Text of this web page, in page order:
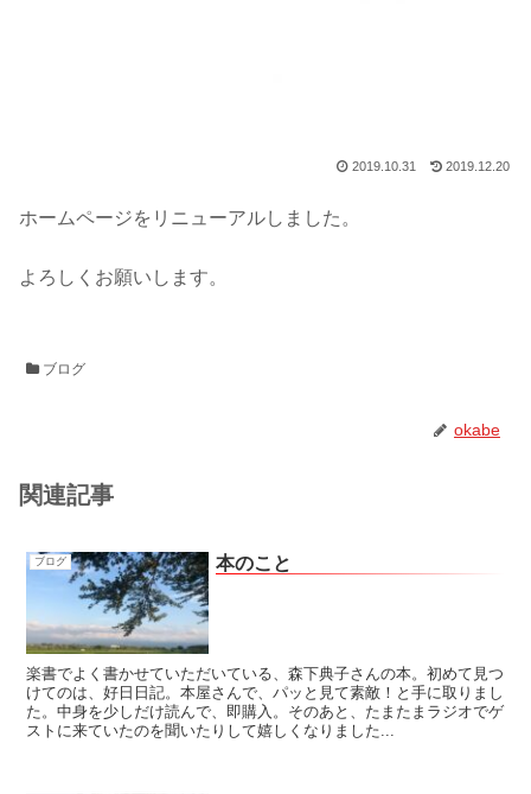
2019.12.20
2019.10.31
ホームページをリニューアルしました。
よろしくお願いします。
ブログ
okabe
関連記事
ブログ 本のこと
楽書でよく書かせていただいている、森下典子さんの本。初めて見つ
けてのは、好日日記。本屋さんで、パッと見て素敵！と手に取りまし
た。中身を少しだけ読んで、即購入。そのあと、たまたまラジオでゲ
ストに来ていたのを聞いたりして嬉しくなりました...